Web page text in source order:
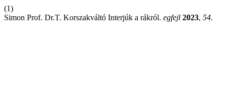
(1)
Simon Prof. Dr.T. Korszakváltó Interjúk a rákról. egfejl 2023, 54.